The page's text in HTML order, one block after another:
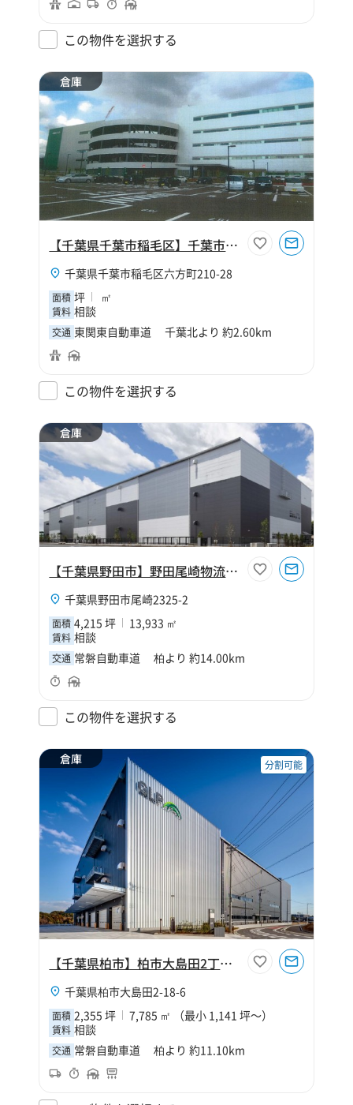
この物件を選択する
倉庫
【千葉県千葉市稲毛区】千葉市稲毛区六方町倉庫
千葉県千葉市稲毛区六方町210-28
面積 坪 ㎡
賃料 相談
交通 東関東自動車道 千葉北より 約2.60km
この物件を選択する
倉庫
【千葉県野田市】野田尾崎物流センター
千葉県野田市尾崎2325-2
面積 4,215 坪 13,933 ㎡
賃料 相談
交通 常磐自動車道 柏より 約14.00km
この物件を選択する
倉庫 分割可能
【千葉県柏市】柏市大島田2丁目2355坪倉庫
千葉県柏市大島田2-18-6
面積 2,355 坪 7,785 ㎡ （最小 1,141 坪～）
賃料 相談
交通 常磐自動車道 柏より 約11.10km